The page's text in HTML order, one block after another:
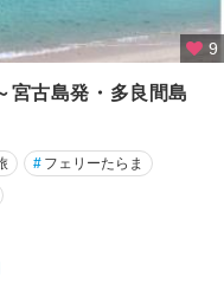
9
宮古島発・多良間島
# フェリーたらま